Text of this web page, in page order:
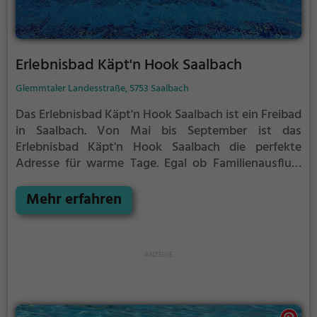
Erlebnisbad Käpt'n Hook Saalbach
Glemmtaler Landesstraße, 5753 Saalbach
Das Erlebnisbad Käpt'n Hook Saalbach ist ein Freibad
in Saalbach. Von Mai bis September ist das
Erlebnisbad Käpt'n Hook Saalbach die perfekte
Adresse für warme Tage. Egal ob Familienausflug,
im Erlebnisbad Käpt'n Hook Saalbach kommt jeder
auf seine Kosten. Bei gutem Wetter kann die
Mehr erfahren